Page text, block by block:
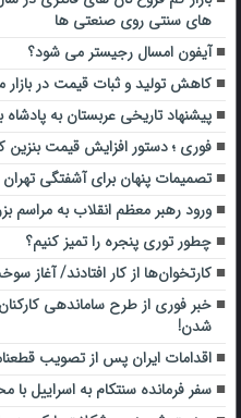
های سنتی روی صنعتی ها
آیفون امسال رجیستر می شود؟
کاهش تولید و ثبات قیمت در
پیشنهاد تاریخی عربستان به پادشاه
فوری ؛ دستور افزایش قیمت
تصمیمات پنهان برای آشفتگی
ورود رهبر معظم انقلاب به مراسم
چطور توری پنجره را تمیز کنیم؟
کارتخوان‌ها از کار افتادند/ آغاز
خبر فوری از طرح ساماندهی
شدن!
اقدامات ایران پس از تصویب
سفر فرمانده سنتکام به اسراییل با